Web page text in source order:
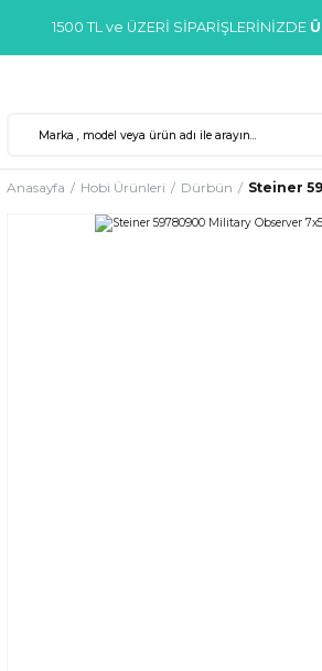
1500 TL ve ÜZERİ SİPARİŞLERİNİZDE
Anasayfa Hobi Ürünleri Dürbün Steiner